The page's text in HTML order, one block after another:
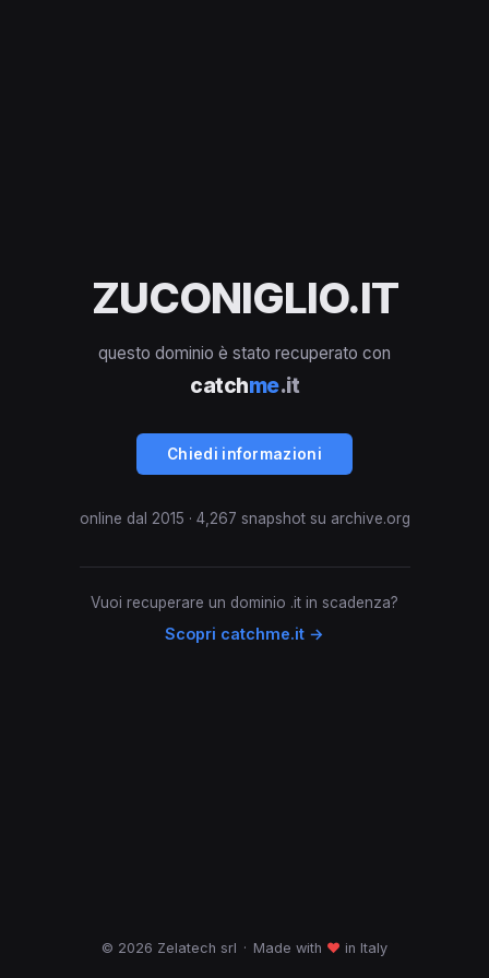
ZUCONIGLIO.IT
questo dominio è stato recuperato con
catchme.it
Chiedi informazioni
online dal 2015 · 4,267 snapshot su archive.org
Vuoi recuperare un dominio .it in scadenza?
Scopri catchme.it →
© 2026 Zelatech srl · Made with ♥ in Italy